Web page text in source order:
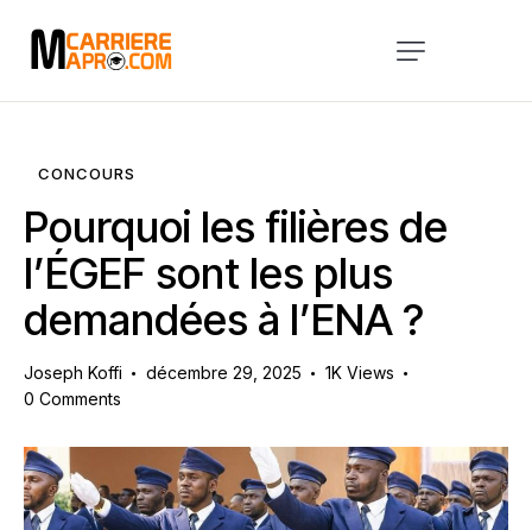
Accueil
A Propos
Blog
Évènements
Contact
CONCOURS
Pourquoi les filières de
l’ÉGEF sont les plus
demandées à l’ENA ?
Joseph Koffi décembre 29, 2025 1K Views
0 Comments